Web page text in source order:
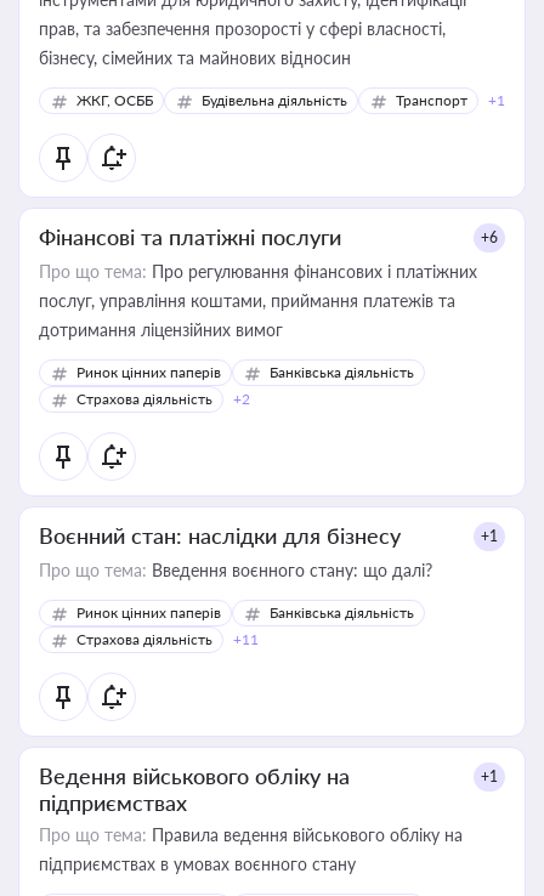
прав, та забезпечення прозорості у сфері власності,
бізнесу, сімейних та майнових відносин
ЖКГ, ОСББ Будівельна діяльність Транспорт +1
Фінансові та платіжні послуги +6
Про що тема: Про регулювання фінансових і платіжних
послуг, управління коштами, приймання платежів та
дотримання ліцензійних вимог
Ринок цінних паперів
Банківська діяльність
Страхова діяльність
+2
Воєнний стан: наслідки для бізнесу +1
Про що тема: Введення воєнного стану: що далі?
Ринок цінних паперів
Банківська діяльність
Страхова діяльність
+11
Ведення військового обліку на
підприємствах
+1
Про що тема: Правила ведення військового обліку на
підприємствах в умовах воєнного стану